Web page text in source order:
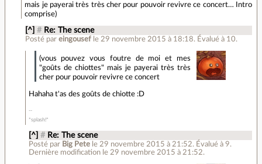
mais je payerai très très cher pour pouvoir revivre ce concert… Intro
comprise)
[^] # Re: The scene
Posté par eingousef le 29 novembre 2015 à 18:18.Évalué à 10.
(vous pouvez vous foutre de moi et mes
"goûts de chiottes" mais je payerai très très
cher pour pouvoir revivre ce concert
Hahaha t'as des goûts de chiotte :D
*splash!*
[^] # Re: The scene
Posté par Big Pete le 29 novembre 2015 à 21:52. Évalué à 9.
Dernière modification le 29 novembre 2015 à 21:52.